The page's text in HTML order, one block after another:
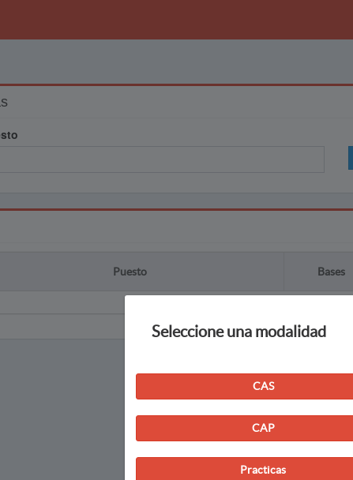
Puesto Bases
Seleccione una modalidad
CAS
CAP
Practicas